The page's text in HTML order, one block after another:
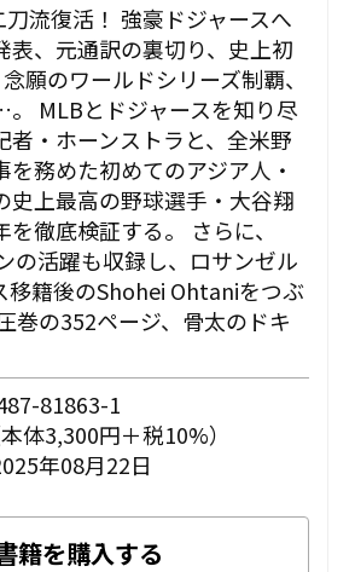
流復活！ 強豪ドジャースへ
表、元通訳の裏切り、史上初
願のワールドシリーズ制覇、
MLBとドジャースを知り尽
者・ホーンストラと、全米野
を務めた初めてのアジア人・
史上最高の野球選手・大谷翔
徹底検証する。 さらに、
の活躍も収録し、ロサンゼル
移籍後のShohei Ohtaniをつぶ
巻の352ページ、骨太のドキ
81863-1
体3,300円＋税10%）
年08月22日
籍を購入する